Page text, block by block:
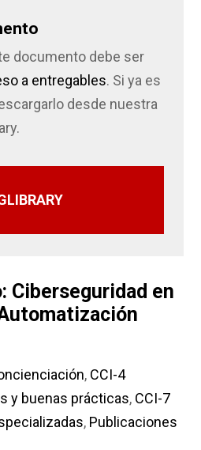
documento debe ser
a entregables. Si ya es
desde nuestra
Ciberseguridad en
, CCI-4
y buenas prácticas, CCI-7
, Publicaciones